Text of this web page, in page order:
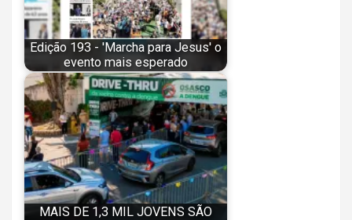
Edição 193 - 'Marcha para Jesus' o
evento mais esperado
MAIS DE 1,3 MIL JOVENS SÃO